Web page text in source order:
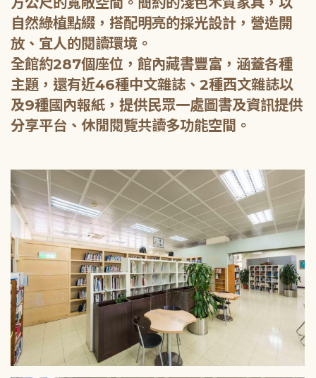
自然綠植點綴，搭配明亮的採光設計，營造開
放、宜人的閱讀環境。
全館約287個座位，館內藏書豐富，涵蓋各種
主題，還有近46種中文雜誌、2種西文雜誌以
及9種國內報紙，提供民眾一處圖書及資訊提供